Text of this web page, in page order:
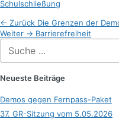
Schulschließung
Beitragsnavigation
← Zurück Vorheriger
Beitrag:
Die Grenzen der
Weiter → Nächster
Barrierefreiheit
nach:
Neueste Beiträge
Demos gegen Fernpass-Paket
37. GR-Sitzung vom 5.05.2026